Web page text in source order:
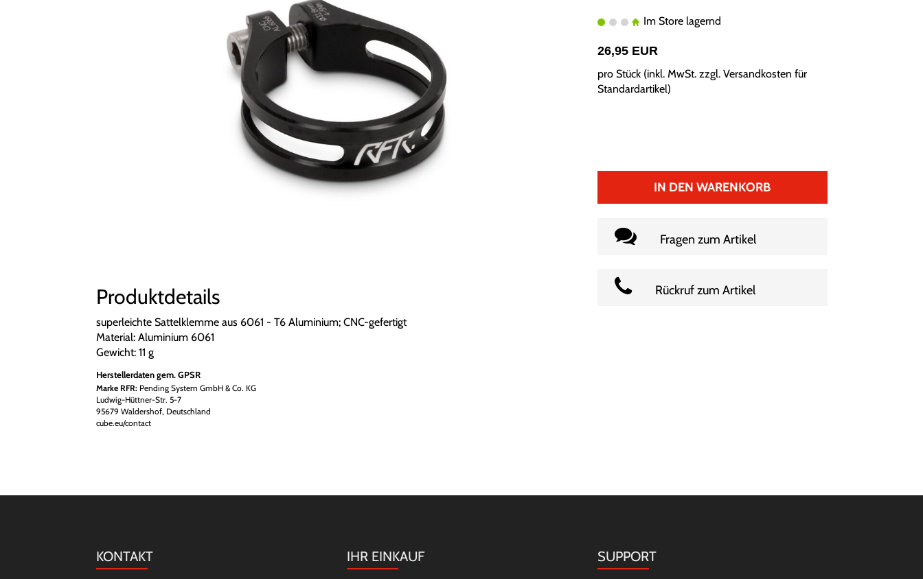
Produktdetails
superleichte Sattelklemme aus 6061 - T6 Aluminium; CNC-gefertigt
Material: Aluminium 6061
Gewicht: 11 g
Herstellerdaten gem. GPSR
Marke RFR:Pending System GmbH & Co. KG
Ludwig-Hüttner-Str. 5-7
95679 Waldershof, Deutschland
cube.eu/contact
Im Store lagernd
26,95 EUR
pro Stück (inkl. MwSt. zzgl. Versandkosten für
Standardartikel)
IN DEN WARENKORB
Fragen zum Artikel
Rückruf zum Artikel
KONTAKT IHR EINKAUF SUPPORT